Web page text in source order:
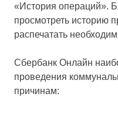
«История операций».
просмотреть историю
распечатать
Сбербанк Онлайн
проведения
причинам: